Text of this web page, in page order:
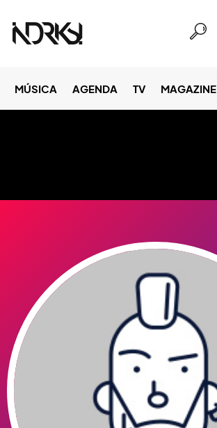
MÚSICA AGENDA TV MAGAZINE